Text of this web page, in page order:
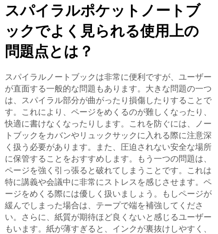
スパイラルポケットノートブ
ックでよく見られる使用上の
問題点とは？
スパイラルノートブックは非常に便利ですが、ユーザー
が直面する一般的な問題もあります。大きな問題の一つ
は、スパイラル部分が曲がったり損傷したりすることで
す。これにより、ページをめくるのが難しくなったり、
快適に書けなくなったりします。これを防ぐには、ノー
トブックをカバンやリュックサックに入れる際に注意深
く扱う必要があります。また、圧迫されない安全な場所
に保管することをおすすめします。もう一つの問題は、
ページを強く引っ張ると破れてしまうことです。これは
特に講義や会議中に非常にストレスを感じさせます。ペ
ージをめくる際には優しく扱いましょう。もしページが
緩んでしまった場合は、テープで端を補強してくださ
い。さらに、紙質が期待ほど良くないと感じるユーザー
もいます。紙が薄すぎると、インクが裏抜けしやすく、